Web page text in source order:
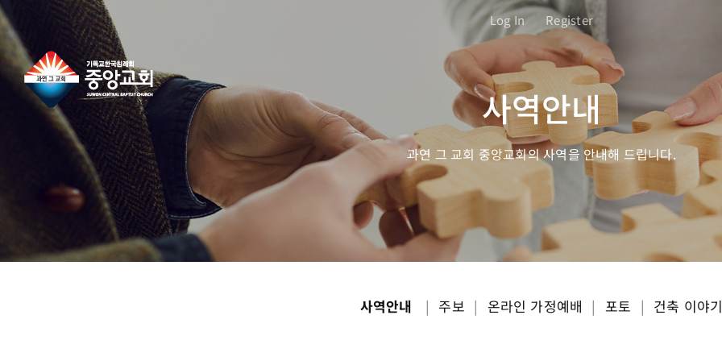
콘
텐
츠
로
Log In Register
사역안내
과연 그 교회 중앙교회의 사역을 안내해 드립니다.
사역안내 | 주보 | 온라인 가정예배 | 포토 | 건축 이야